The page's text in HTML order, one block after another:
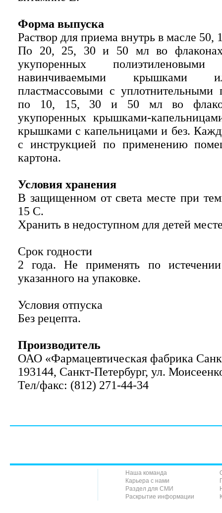
Форма выпуска
Раствор для приема внутрь в масле 50,
По 20, 25, 30 и 50 мл во флаконах
укупоренных
навинчиваемыми крышками
пластмассовыми с уплотнительными
по 10, 15, 30 и 50 мл во
укупоренных крышками-
крышками с капельницами и без.
с инструкцией по применению
картона.
Условия хранения
В защищенном от света месте при
15 С.
Хранить в недоступном для детей
Срок годности
2 года. Не применять по
указанного на упаковке.
Условия отпуска
Без рецепта.
Производитель
ОАО «Фармацевтическая фабрика
193144, Санкт-Петербург, ул.
Тел/факс: (812) 271-44-34
Наша команда
Карьера с нами
Раздел для СМИ
Раскрытие информации